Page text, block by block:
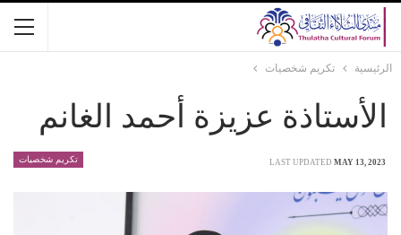
الرئيسية تكريم شخصيات
الأستاذة عزيزة أحمد الغانم
تكريم شخصيات LAST UPDATED MAY 13, 2023